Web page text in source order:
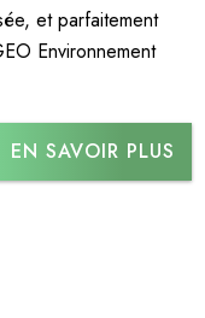
et parfaitement
Environnement
EN SAVOIR PLUS